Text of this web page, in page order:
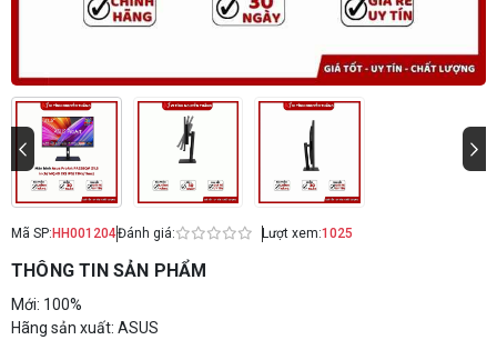
Mã SP: HH001204Đánh giá: Lượt xem:1025
THÔNG TIN SẢN PHẨM
Mới: 100%
Hãng sản xuất: ASUS